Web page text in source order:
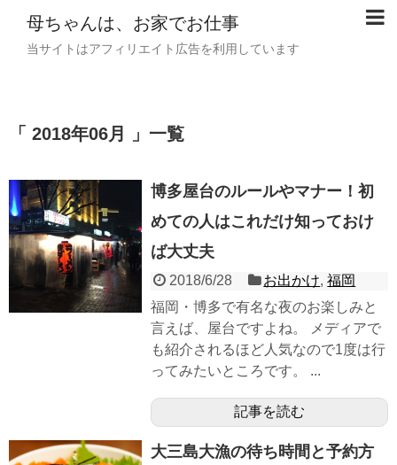
母ちゃんは、お家でお仕事
当サイトはアフィリエイト広告を利用しています
「 2018年06月 」一覧
博多屋台のルールやマナー！初
めての人はこれだけ知っておけ
ば大丈夫
2018/6/28 お出かけ,福岡
福岡・博多で有名な夜のお楽しみと
言えば、屋台ですよね。 メディアで
も紹介されるほど人気なので1度は行
ってみたいところです。 ...
記事を読む
大三島大漁の待ち時間と予約方